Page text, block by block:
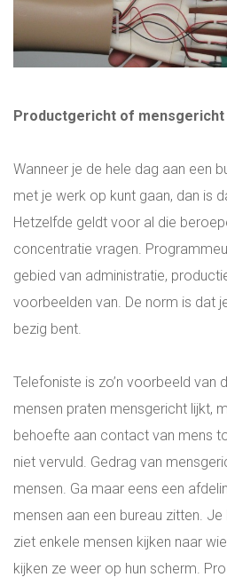
DIRECTEUREN
EXECUTIVE SEARCH
INTERNATIONALE
WERKEN OP SINT
DE ANTILLEN
ONLINE ASSESSMENT
MANAGER & TEAM
PARTNERS
WIE ZIJN WIJ?
ONS TEAM
INSPIRATIE
Productgericht of mensgericht
Wanneer je de hele dag aan een
met je werk op kunt gaan, dan is
Hetzelfde geldt voor al die
concentratie vragen.
gebied van administratie,
voorbeelden van. De norm is dat
bezig bent.
Telefoniste is zo’n voorbeeld van
mensen praten mensgericht lijkt,
behoefte aan contact van mens
niet vervuld. Gedrag van
mensen. Ga maar eens een
mensen aan een bureau zitten.
ziet enkele mensen kijken naar
kijken ze weer op hun scherm.